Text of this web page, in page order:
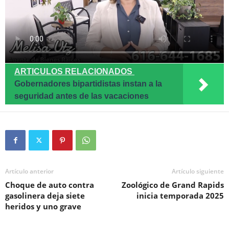
ARTICULOS RELACIONADOS
Gobernadores bipartidistas instan a la
seguridad antes de las vacaciones
Artículo anterior
Choque de auto contra
gasolinera deja siete
heridos y uno grave
Artículo siguiente
Zoológico de Grand Rapids
inicia temporada 2025